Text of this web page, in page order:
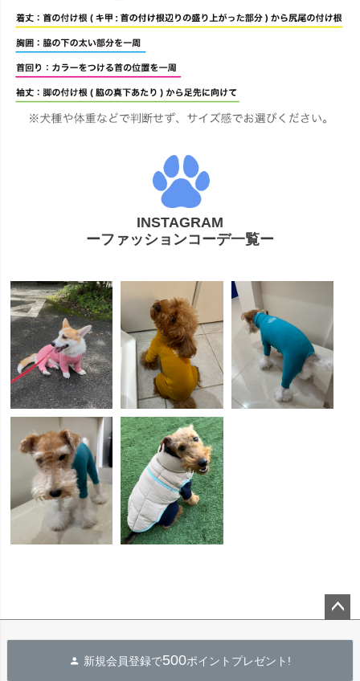
INSTAGRAM
ーファッションコーデ一覧ー
新規会員登録で500ポイントプレゼント!